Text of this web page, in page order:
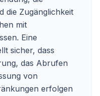
die Zugänglichkeit
mit
Eine
sicher, dass
das Abrufen
von
erfolgen